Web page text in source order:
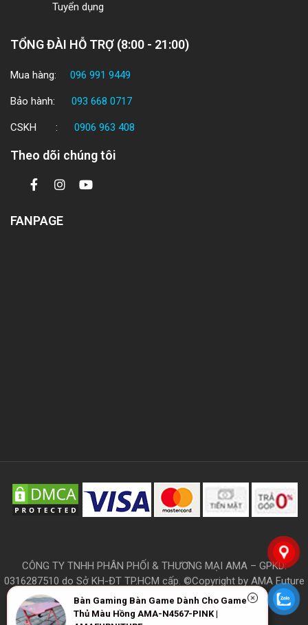
Tuyển dụng
TỔNG ĐÀI HỖ TRỢ (8:00 - 21:00)
Mua hàng: 096 991 9449
Bảo hành: 093 668 0717
CSKH : 0906 963 408
Theo dõi chúng tôi
FANPAGE
CÔNG TY TNHH PHÂN PHỐI & THƯƠNG MẠI AMA – GPKD:
0316287510 do Sở KH-ĐT TP.HCM cấp. ©Copyright by AMA Future
Furniture
Bàn Gaming Bàn Game Dành Cho Game
Thủ Màu Hồng AMA-N4567-PINK |